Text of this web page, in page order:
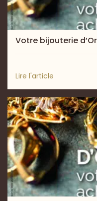
Votre bijouterie
Lire l'article